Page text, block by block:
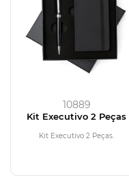
10889
Kit Executivo 2 Peças
Kit Executivo 2 Peças.